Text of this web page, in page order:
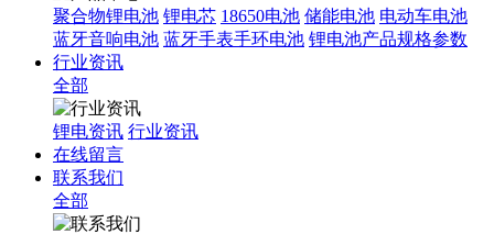
聚合物锂电池 锂电芯 18650电池 储能电池 电动车电池
蓝牙音响电池 蓝牙手表手环电池 锂电池产品规格参数
行业资讯
全部
锂电资讯 行业资讯
在线留言
联系我们
全部